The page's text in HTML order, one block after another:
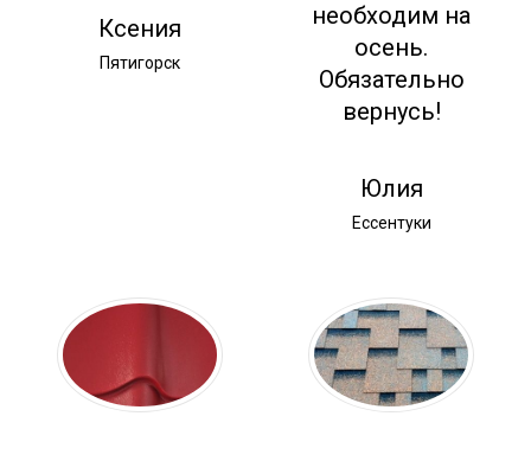
Ксения
Пятигорск
необходим на
осень.
Обязательно
вернусь!
Юлия
Ессентуки